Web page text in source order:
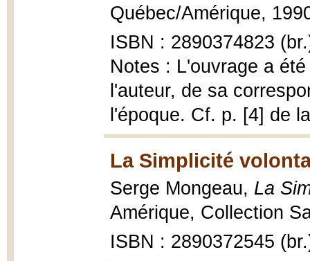
Québec/Amérique,
ISBN : 2890374823
Notes : L'ouvrage a
l'auteur, de sa
l'époque. Cf. p. [4] de
La Simplicité
Serge Mongeau, La
Amérique, Collection
ISBN : 2890372545